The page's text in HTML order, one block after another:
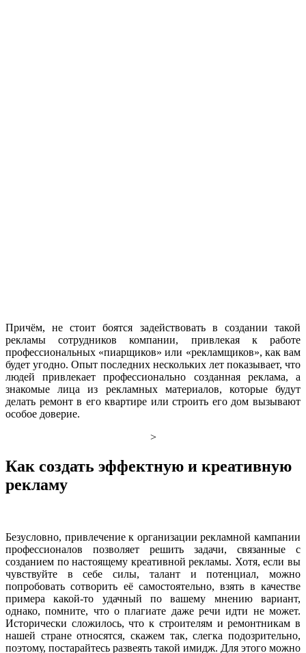
Причём, не стоит боятся задействовать в создании такой
рекламы сотрудников компании, привлекая к работе
профессиональных «пиарщиков» или «рекламщиков», как вам
будет угодно. Опыт последних нескольких лет показывает, что
людей привлекает профессионально созданная реклама, а
знакомые лица из рекламных материалов, которые будут
делать ремонт в его квартире или строить его дом вызывают
особое доверие.
>
Как создать эффектную и креативную
рекламу
Безусловно, привлечение к организации рекламной кампании
профессионалов позволяет решить задачи, связанные с
созданием по настоящему креативной рекламы. Хотя, если вы
чувствуйте в себе силы, талант и потенциал, можно
попробовать сотворить её самостоятельно, взять в качестве
примера какой-то удачный по вашему мнению вариант,
однако, помните, что о плагиате даже речи идти не может.
Исторически сложилось, что к строителям и ремонтникам в
нашей стране относятся, скажем так, слегка подозрительно,
поэтому, постарайтесь развеять такой имидж. Для этого можно